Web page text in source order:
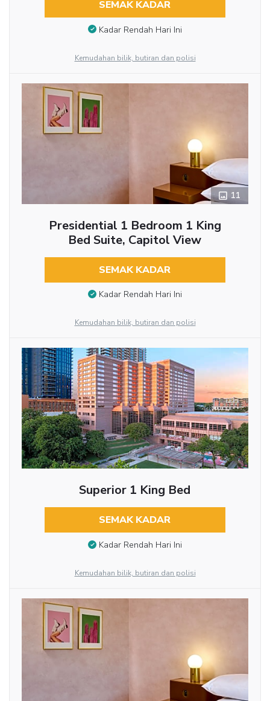
SEMAK KADAR
Kadar Rendah Hari Ini
Kemudahan bilik, butiran dan polisi
11
Presidential 1 Bedroom 1 King
Bed Suite, Capitol View
SEMAK KADAR
Kadar Rendah Hari Ini
Kemudahan bilik, butiran dan polisi
Superior 1 King Bed
SEMAK KADAR
Kadar Rendah Hari Ini
Kemudahan bilik, butiran dan polisi